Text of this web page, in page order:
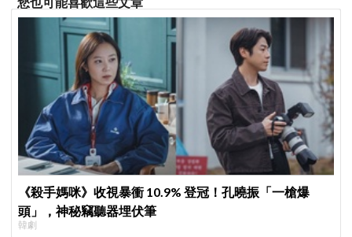
《殺手媽咪》收視暴衝 10.9% 登冠！孔曉振「一槍爆
頭」，神秘竊聽器埋伏筆
韓劇